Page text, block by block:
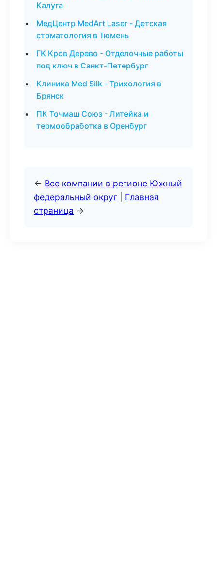
Калуга
МедЦентр MedArt Laser - Детская
стоматология в Тюмень
ГК Кров Дерево - Отделочные работы
под ключ в Санкт-Петербург
Клиника Med Silk - Трихология в
Брянск
ПК Точмаш Союз - Литейка и
термообработка в Оренбург
← Все компании в регионе Южный
федеральный округ
Главная
страница →